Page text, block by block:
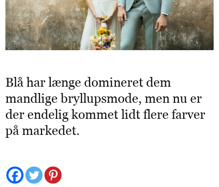
Blå har længe domineret dem
mandlige bryllupsmode, men nu er
der endelig kommet lidt flere farver
på markedet.